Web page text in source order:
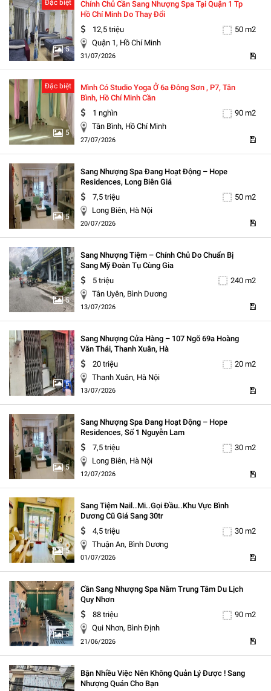
5
Đặc biệt
Chính Chủ Cần Sang Nhượng Spa Tại Quận 1 Tp
Hồ Chí Minh Do Thay Đổi
12,5 triệu
50 m2
Quận 1, Hồ Chí Minh
31/07/2026
5
Đặc biệt
Mình Có Studio Yoga Ở 6a Đông Sơn , P7, Tân
Bình, Hồ Chí Minh Cần
1 nghìn
90 m2
Tân Bình, Hồ Chí Minh
27/07/2026
5
Sang Nhượng Spa Đang Hoạt Động – Hope
Residences, Long Biên Giá
7,5 triệu
50 m2
Long Biên, Hà Nội
20/07/2026
5
Sang Nhượng Tiệm – Chính Chủ Do Chuẩn Bị
Sang Mỹ Đoàn Tụ Cùng Gia
5 triệu
240 m2
Tân Uyên, Bình Dương
13/07/2026
5
Sang Nhượng Cửa Hàng – 107 Ngõ 69a Hoàng
Văn Thái, Thanh Xuân, Hà
20 triệu
20 m2
Thanh Xuân, Hà Nội
13/07/2026
5
Sang Nhượng Spa Đang Hoạt Động – Hope
Residences, Số 1 Nguyễn Lam
7,5 triệu
30 m2
Long Biên, Hà Nội
12/07/2026
5
Sang Tiệm Nail..mi..gọi Đầu..khu Vực Bình
Dương Cũ Giá Sang 30tr
4,5 triệu
30 m2
Thuận An, Bình Dương
01/07/2026
5
Cần Sang Nhượng Spa Nằm Trung Tâm Du Lịch
Quy Nhơn
88 triệu
90 m2
Qui Nhơn, Bình Định
21/06/2026
Bận Nhiều Việc Nên Không Quản Lý Được ! Sang
Nhượng Quán Cho Bạn